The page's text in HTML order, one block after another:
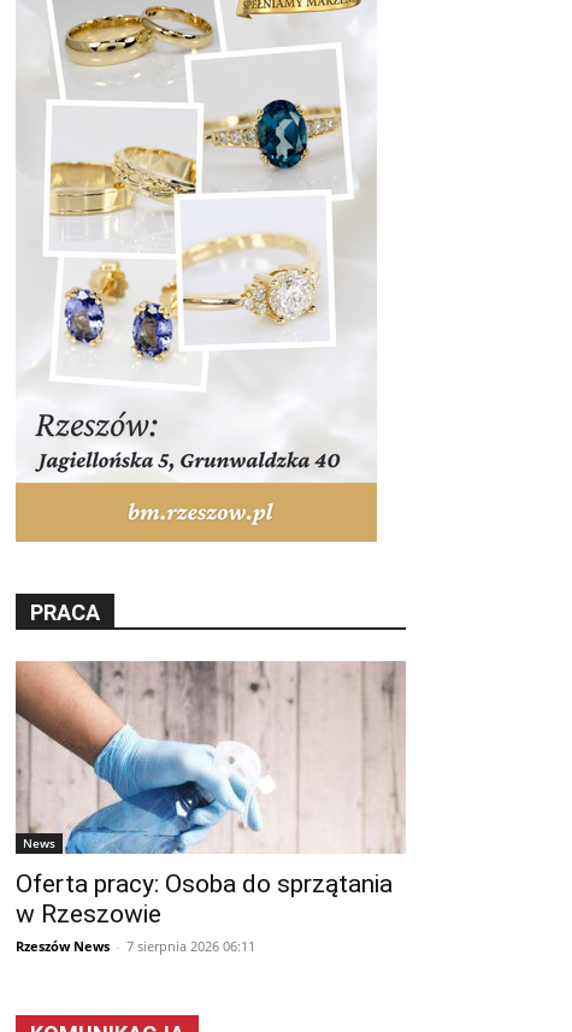
PRACA
News
Oferta pracy: Osoba do sprzątania
w Rzeszowie
Rzeszów News - 7 sierpnia 2026 06:11